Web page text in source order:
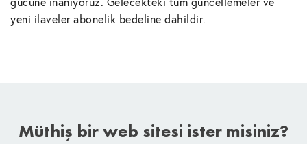
yeni ilaveler abonelik bedeline dahildir.
Müthiş bir web sitesi ister misiniz?